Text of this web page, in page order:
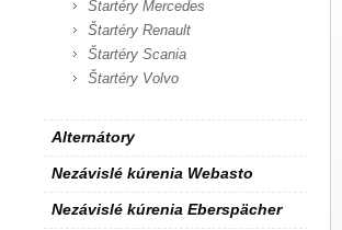
Štartéry Mercedes
Štartéry Renault
Štartéry Scania
Štartéry Volvo
Alternátory
Nezávislé kúrenia Webasto
Nezávislé kúrenia Eberspächer